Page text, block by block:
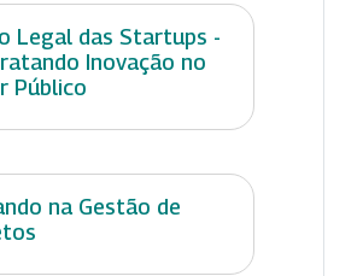
Legal das Startups -
Inovação no
Público
na Gestão de